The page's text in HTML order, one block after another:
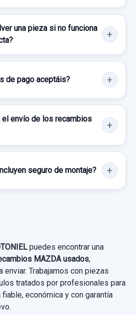
TRASERA DERECHA
2.0 CRTD ACTIVE+
no incluidos.
por whatsapp
por whatsapp
no incluidos.
por whatsapp
PARASOL IZQUIERDO usado.
(CR) 2.0 CRTD ACTIVE+
una pieza si no funciona
de pago aceptáis?
el envío de los recambios
seguro de montaje?
puedes encontrar una
MAZDA usados,
Trabajamos con piezas
tratados por profesionales para
económica y con garantía